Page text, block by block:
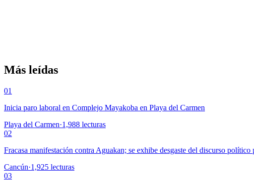
Más leídas
01
Inicia paro laboral en Complejo Mayakoba en Playa del Carmen
Playa del Carmen·1,988 lecturas
02
Fracasa manifestación contra Aguakan; se exhibe desgaste del discurso político
Cancún·1,925 lecturas
03